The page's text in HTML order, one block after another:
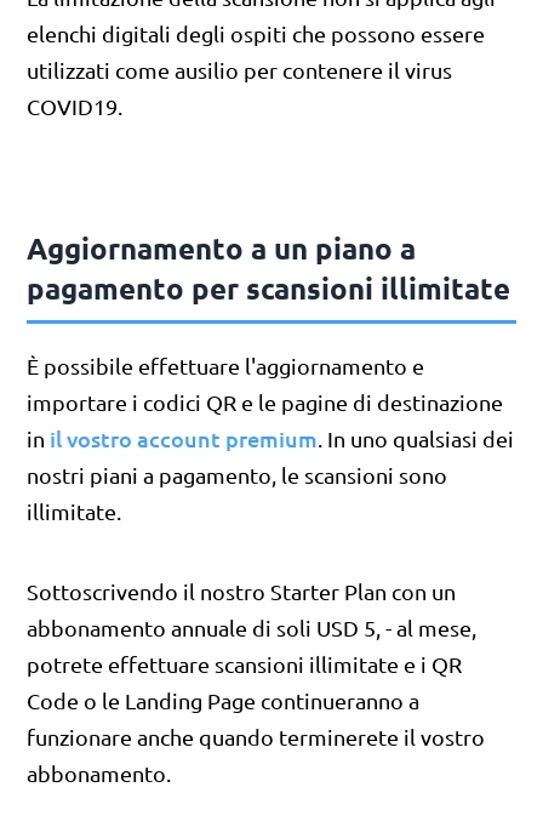
elenchi digitali degli ospiti che possono essere
utilizzati come ausilio per contenere il virus
COVID19.
Aggiornamento a un piano a
pagamento per scansioni illimitate
È possibile effettuare l'aggiornamento e
importare i codici QR e le pagine di destinazione
in il vostro account premium . In uno qualsiasi dei
nostri piani a pagamento, le scansioni sono
illimitate.
Sottoscrivendo il nostro Starter Plan con un
abbonamento annuale di soli USD 5, - al mese,
potrete effettuare scansioni illimitate e i QR
Code o le Landing Page continueranno a
funzionare anche quando terminerete il vostro
abbonamento.